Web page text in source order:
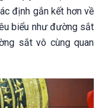
định gắn kết hơn về
biểu như đường sắt
sắt vô cùng quan